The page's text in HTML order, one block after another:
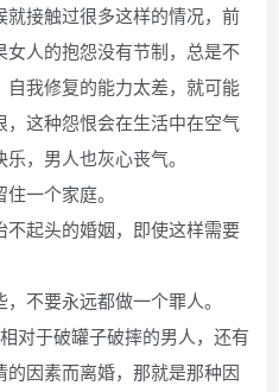
接触过很多这样的情况，前
人的抱怨没有节制，总是不
我修复的能力太差，就可能
这种怨恨会在生活中在空气
，男人也灰心丧气。
一个家庭。
起头的婚姻，即使这样需要
不要永远都做一个罪人。
破罐子破摔的男人，还有
因素而离婚，那就是那种因